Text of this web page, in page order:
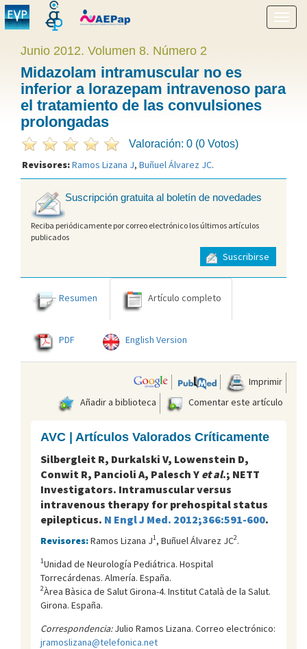
menú
Junio 2012. Volumen 8. Número 2
Midazolam intramuscular no es
inferior a lorazepam intravenoso para
el tratamiento de las convulsiones
prolongadas
Valoración: 0 (0 Votos)
Revisores:Ramos Lizana J, Buñuel Álvarez JC.
Suscripción gratuita al boletín de novedades
Reciba periódicamente por correo electrónico los últimos artículos
publicados
Suscribirse
Resumen Artículo completo
PDF English Version
Imprimir
Añadir a biblioteca
Comentar este artículo
AVC | Artículos Valorados Críticamente
Silbergleit R, Durkalski V, Lowenstein D,
Conwit R, Pancioli A, Palesch Y et al.; NETT
Investigators. Intramuscular versus
intravenous therapy for prehospital status
epilepticus. N Engl J Med. 2012;366:591-600.
Revisores:Ramos Lizana J1, Buñuel Álvarez JC2.
1Unidad de Neurología Pediátrica. Hospital
Torrecárdenas. Almería. España.
2Àrea Bàsica de Salut Girona-4. Institut Català de la Salut.
Girona. España.
Correspondencia:Julio Ramos Lizana. Correo electrónico:
jramoslizana@telefonica.net